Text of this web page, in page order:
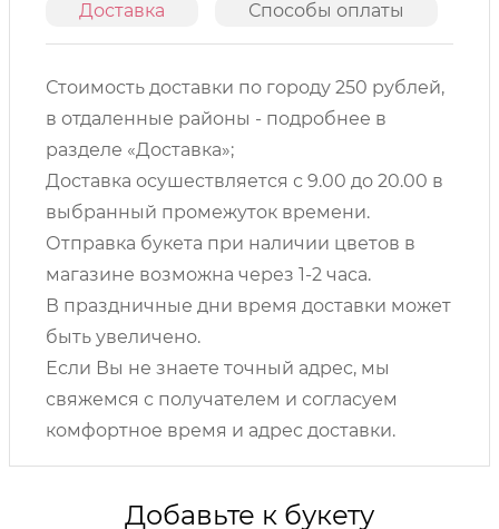
Доставка Способы оплаты
Стоимость доставки по городу 250 рублей,
в отдаленные районы - подробнее в
разделе «Доставка»;
Доставка осушествляется с 9.00 до 20.00 в
выбранный промежуток времени.
Отправка букета при наличии цветов в
магазине возможна через 1-2 часа.
В праздничные дни время доставки может
быть увеличено.
Если Вы не знаете точный адрес, мы
свяжемся с получателем и согласуем
комфортное время и адрес доставки.
Добавьте к букету